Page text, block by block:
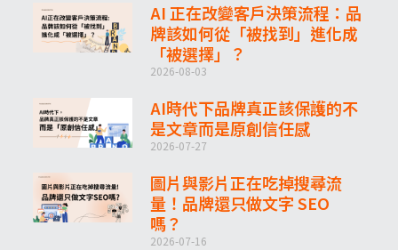
AI 正在改變客戶決策流程：品
牌該如何從「被找到」進化成
「被選擇」？
2026-08-03
AI時代下品牌真正該保護的不
是文章而是原創信任感
2026-07-27
圖片與影片正在吃掉搜尋流
量！品牌還只做文字 SEO
嗎？
2026-07-16